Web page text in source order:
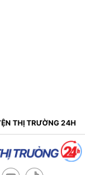
THỊ TRƯỜNG 24H